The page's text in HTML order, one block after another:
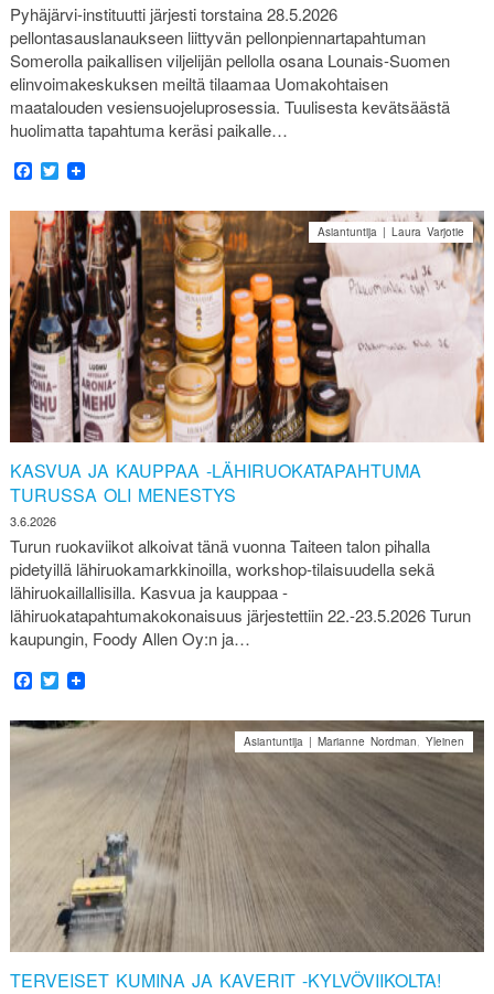
Pyhäjärvi-instituutti järjesti torstaina 28.5.2026
pellontasauslanaukseen liittyvän pellonpiennartapahtuman
Somerolla paikallisen viljelijän pellolla osana Lounais-Suomen
elinvoimakeskuksen meiltä tilaamaa Uomakohtaisen
maatalouden vesiensuojeluprosessia. Tuulisesta kevätsäästä
huolimatta tapahtuma keräsi paikalle…
Facebook
Twitter
KASVUA JA KAUPPAA -LÄHIRUOKATAPAHTUMA
TURUSSA OLI MENESTYS
3.6.2026
Asiantuntija | Laura Varjotie
Turun ruokaviikot alkoivat tänä vuonna Taiteen talon pihalla
pidetyillä lähiruokamarkkinoilla, workshop-tilaisuudella sekä
lähiruokaillallisilla. Kasvua ja kauppaa -
lähiruokatapahtumakokonaisuus järjestettiin 22.-23.5.2026 Turun
kaupungin, Foody Allen Oy:n ja…
Facebook
Twitter
TERVEISET KUMINA JA KAVERIT -KYLVÖVIIKOLTA!
Asiantuntija | Marianne Nordman,Yleinen